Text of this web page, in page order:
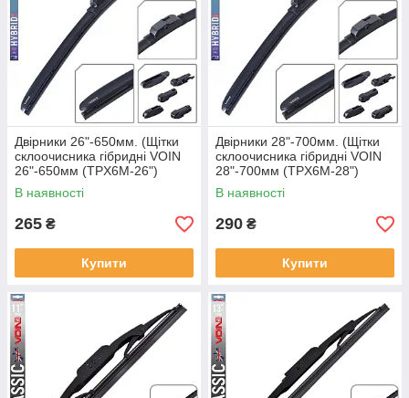
Двірники 26"-650мм. (Щітки
склоочисника гібридні VOIN
26"-650мм (TPX6M-26")
HYBRID Ultra (6 адаптерів)
В наявності
265 ₴
Купити
Двірники 28"-700мм. (Щітки
склоочисника гібридні VOIN
28"-700мм (TPX6M-28")
HYBRID Ultra (6 адаптерів)
В наявності
290 ₴
Купити